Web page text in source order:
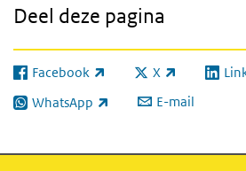
Deel deze pagina
Facebook
(externe link) X
(externe link)
WhatsApp
(externe link) E-mail